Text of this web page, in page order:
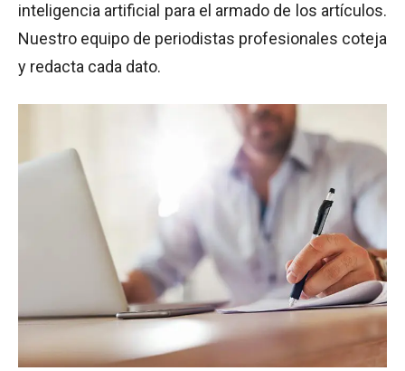
inteligencia artificial para el armado de los artículos.
Nuestro equipo de periodistas profesionales coteja
y redacta cada dato.